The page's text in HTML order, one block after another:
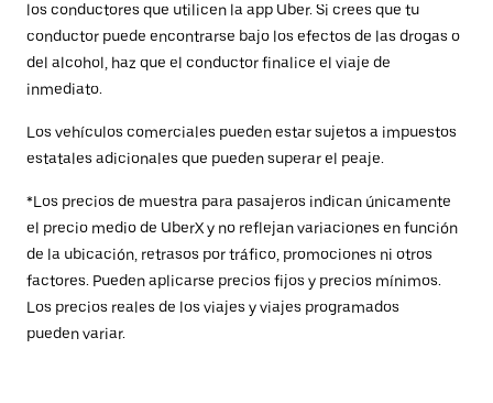
los conductores que utilicen la app Uber. Si crees que tu
conductor puede encontrarse bajo los efectos de las drogas o
del alcohol, haz que el conductor finalice el viaje de
inmediato.
Los vehículos comerciales pueden estar sujetos a impuestos
estatales adicionales que pueden superar el peaje.
*Los precios de muestra para pasajeros indican únicamente
el precio medio de UberX y no reflejan variaciones en función
de la ubicación, retrasos por tráfico, promociones ni otros
factores. Pueden aplicarse precios fijos y precios mínimos.
Los precios reales de los viajes y viajes programados
pueden variar.